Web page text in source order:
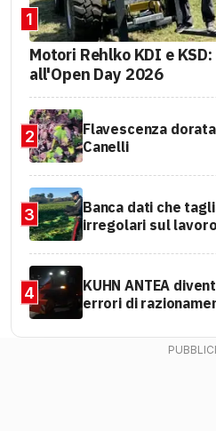
1
Motori Rehlko KDI e
all'Open Day 2026
2
Flavescenza
Canelli
3
Banca dati che
irregolari sul lavoro
4
KUHN ANTEA
errori di